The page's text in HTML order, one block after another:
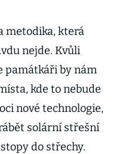
metodika, která
nejde. Kvůli
památkáři by nám
kde to nebude
nové technologie,
solární střešní
do střechy.